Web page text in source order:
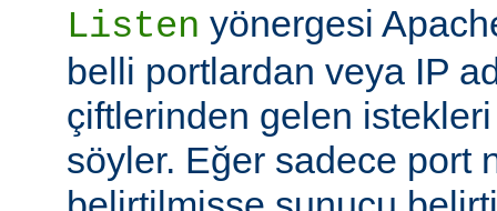
Listen yönergesi
belli portlardan veya IP
çiftlerinden gelen
söyler. Eğer sadece port